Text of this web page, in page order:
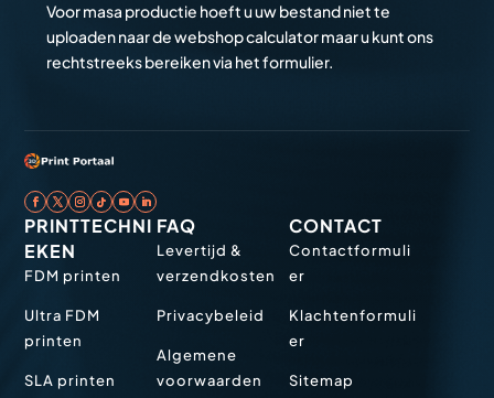
Voor masa productie hoeft u uw bestand niet te
uploaden naar de webshop calculator maar u kunt ons
rechtstreeks bereiken via het formulier.
PRINTTECHNI
EKEN
FDM printen
Ultra FDM
printen
SLA printen
FAQ
Levertijd &
verzendkosten
Privacybeleid
Algemene
voorwaarden
CONTACT
Contactformuli
er
Klachtenformuli
er
Sitemap